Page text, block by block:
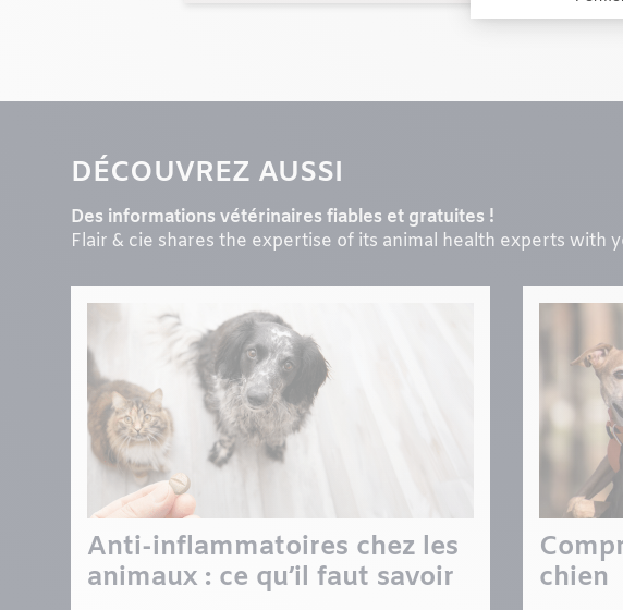
DÉCOUVREZ AUSSI
Des informations vétérinaires fiables et gratuites !
Flair & cie shares the expertise of its animal health experts with
Anti-inflammatoires chez les
animaux : ce qu’il faut savoir
chien